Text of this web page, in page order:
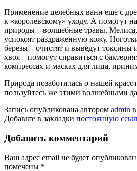
Применение целебных ванн еще с
к «королевскому» уходу. А помогут
природы – волшебные травы.
успокоят раздраженную кожу.
березы – очистят и выведут токсины
хвоя – помогут справиться с
компрессах и масках для лица,
Природа позаботилась о нашей
пользуйтесь же этими волшебными
Запись опубликована автором admin
Добавьте в закладки постоянную
Добавить комментарий
Ваш адрес email не будет
помечены *